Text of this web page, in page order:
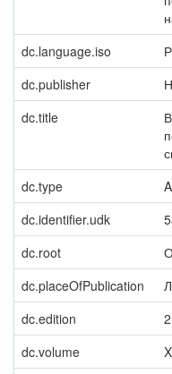
dc.language.iso
dc.publisher
dc.title
dc.type
dc.identifier.udk
dc.root
dc.placeOfPublication
dc.edition
2
dc.volume